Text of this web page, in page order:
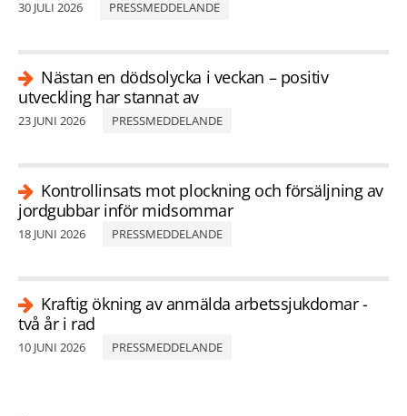
30 JULI 2026 PRESSMEDDELANDE
Nästan en dödsolycka i veckan – positiv
utveckling har stannat av
23 JUNI 2026 PRESSMEDDELANDE
Kontrollinsats mot plockning och försäljning av
jordgubbar inför midsommar
18 JUNI 2026 PRESSMEDDELANDE
Kraftig ökning av anmälda arbetssjukdomar -
två år i rad
10 JUNI 2026 PRESSMEDDELANDE